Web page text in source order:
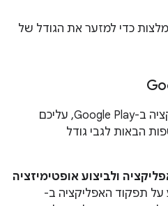
כדי למזער את הגודל של
אם אתם מפיצים את האפליקציה ב-Google Play, עליכם
הבאות לגבי גודל
ולביצוע אופטימיזציה
תפקוד האפליקציה ב-